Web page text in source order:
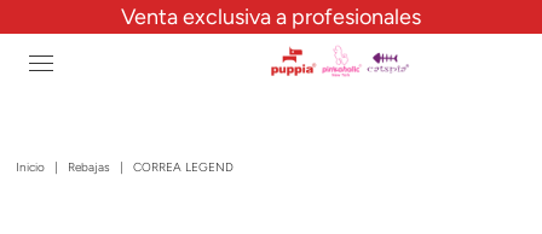
Venta exclusiva a profesionales
Inicio | Rebajas | CORREA LEGEND